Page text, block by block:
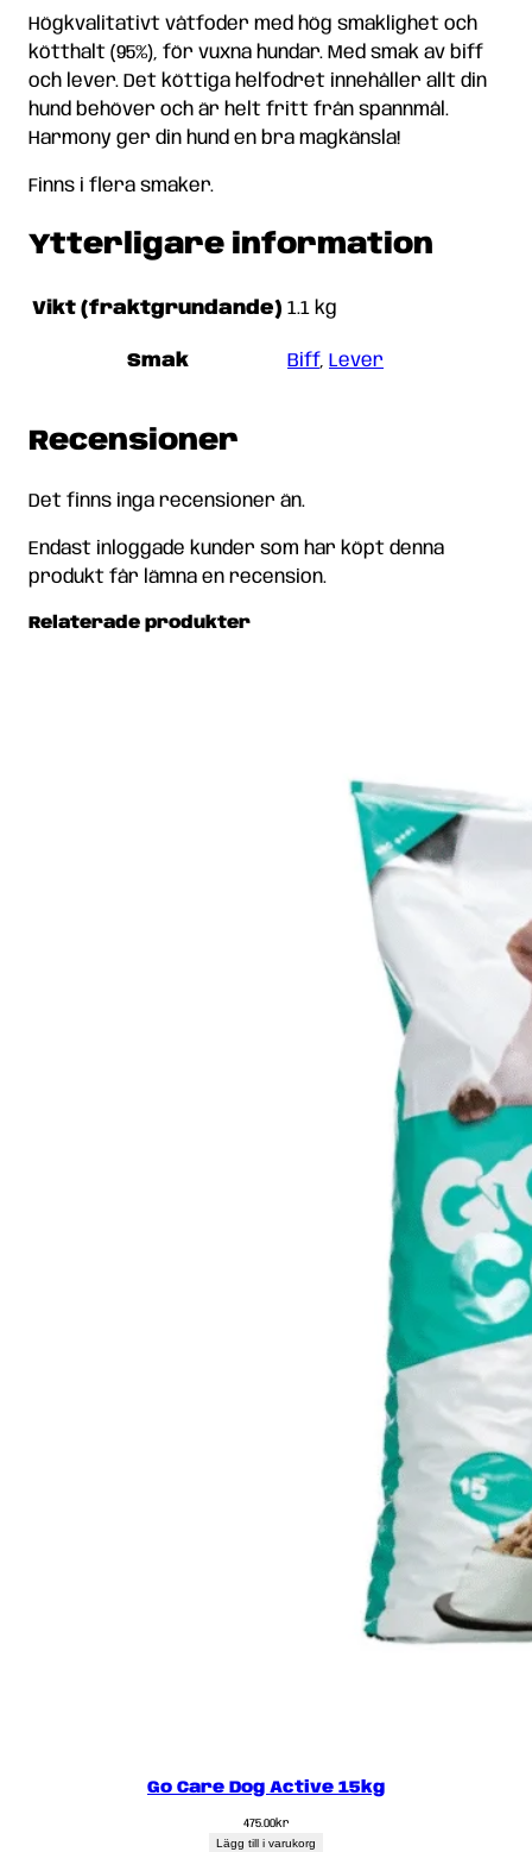
Högkvalitativt våtfoder med hög smaklighet och
kötthalt (95%), för vuxna hundar. Med smak av biff
och lever. Det köttiga helfodret innehåller allt din
hund behöver och är helt fritt från spannmål.
Harmony ger din hund en bra magkänsla!
Finns i flera smaker.
Ytterligare information
Vikt (fraktgrundande) 1.1 kg
Smak Biff, Lever
Recensioner
Det finns inga recensioner än.
Endast inloggade kunder som har köpt denna
produkt får lämna en recension.
Relaterade produkter
Go Care Dog Active 15kg
475.00kr
Lägg till i varukorg